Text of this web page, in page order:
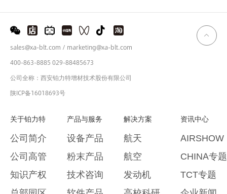
sales@xa-blt.com / marketing@xa-blt.com
400-863-8885 029-88485673
公司全称：西安铂力特增材技术股份有限公司
陕ICP备16018693号
关于铂力特
公司简介
公司高管
知识产权
产品与服务
设备产品
粉末产品
技术咨询
解决方案
航天
航空
发动机
资讯中心
AIRSHOW
CHINA专题
TCT专题